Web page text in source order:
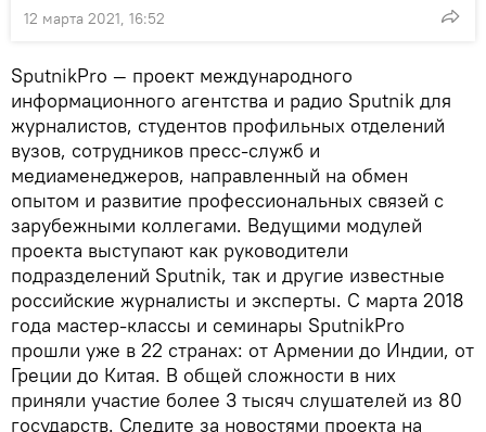
12 марта 2021, 16:52
SputnikPro — проект международного
информационного агентства и радио Sputnik для
журналистов, студентов профильных отделений
вузов, сотрудников пресс-служб и
медиаменеджеров, направленный на обмен
опытом и развитие профессиональных связей с
зарубежными коллегами. Ведущими модулей
проекта выступают как руководители
подразделений Sputnik, так и другие известные
российские журналисты и эксперты. С марта 2018
года мастер-классы и семинары SputnikPro
прошли уже в 22 странах: от Армении до Индии, от
Греции до Китая. В общей сложности в них
приняли участие более 3 тысяч слушателей из 80
государств. Следите за новостями проекта на